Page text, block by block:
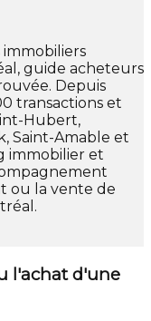
immobiliers
guide acheteurs
Depuis
transactions et
Hubert,
Saint-Amable et
immobilier et
ou la vente de
l'achat d'une